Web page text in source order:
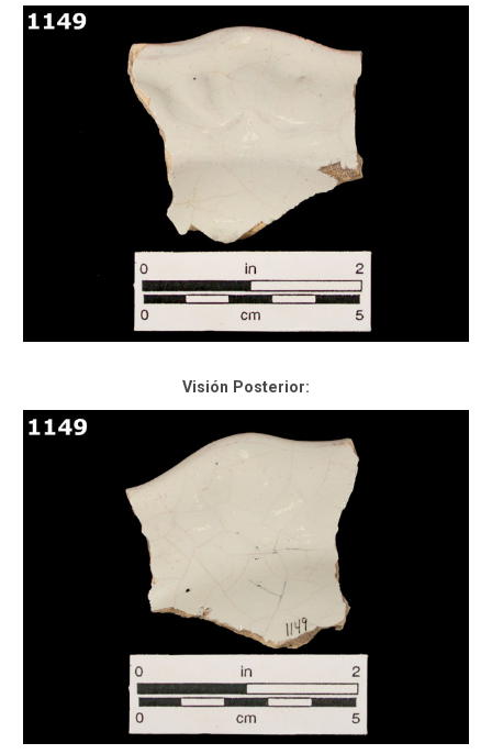
Visión Posterior: